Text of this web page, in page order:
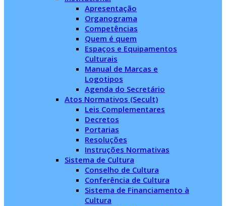
Apresentação
Organograma
Competências
Quem é quem
Espaços e Equipamentos
Culturais
Manual de Marcas e
Logotipos
Agenda do Secretário
Atos Normativos (Secult)
Leis Complementares
Decretos
Portarias
Resoluções
Instruções Normativas
Sistema de Cultura
Conselho de Cultura
Conferência de Cultura
Sistema de Financiamento à
Cultura